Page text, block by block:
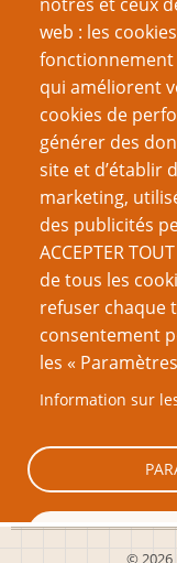
web : les
fonctionnement
qui améliorent
cookies de
générer des
site et d’établir
marketing,
des publicités
ACCEPTER
de tous les
refuser chaque
consentement
les «
Information sur
Critique de It’s a
Cinq Raisons qui
la meilleure
Le Genre
Juste, rapide,
Pagination
VOUS
Êtes-vous un-e
Cultes, Cultistes
Stanislavski
© 2026